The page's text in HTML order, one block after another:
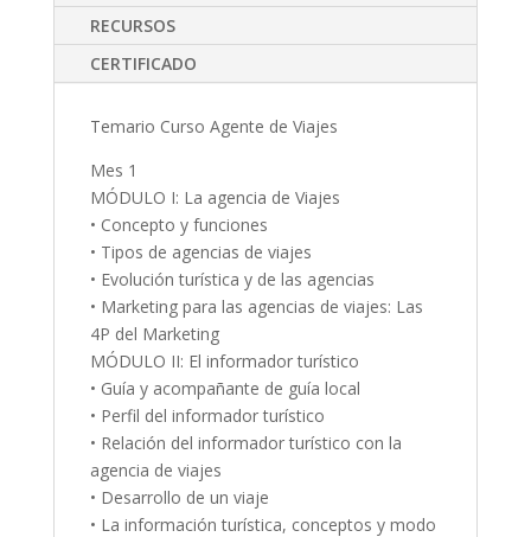
RECURSOS
CERTIFICADO
Temario Curso Agente de Viajes
Mes 1
MÓDULO I: La agencia de Viajes
• Concepto y funciones
• Tipos de agencias de viajes
• Evolución turística y de las agencias
• Marketing para las agencias de viajes: Las
4P del Marketing
MÓDULO II: El informador turístico
• Guía y acompañante de guía local
• Perfil del informador turístico
• Relación del informador turístico con la
agencia de viajes
• Desarrollo de un viaje
• La información turística, conceptos y modo